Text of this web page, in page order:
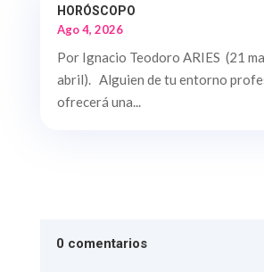
HORÓSCOPO
Ago 4, 2026
Por Ignacio Teodoro ARIES (21
abril). Alguien de tu entorno
ofrecerá una...
0 comentarios